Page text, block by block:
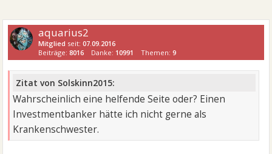
aquarius2
Mitglied seit:07.09.2016
Beiträge:8016 Danke: 10991 Themen:9
Zitat von Solskinn2015:
Wahrscheinlich eine helfende Seite oder? Einen
Investmentbanker hätte ich nicht gerne als
Krankenschwester.